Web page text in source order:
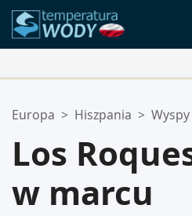
Twoja lista ulubionych jest
Europa > Hiszpania >
Los
w marcu